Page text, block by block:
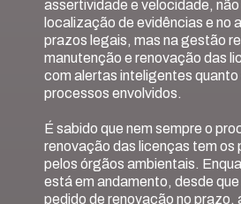
assertividade e velocidade,
localização de evidências e no
prazos legais, mas na gestão
manutenção e renovação das
com alertas inteligentes quanto
processos envolvidos.
É sabido que nem sempre o
renovação das licenças tem os
pelos órgãos ambientais.
está em andamento, desde
pedido de renovação no prazo,